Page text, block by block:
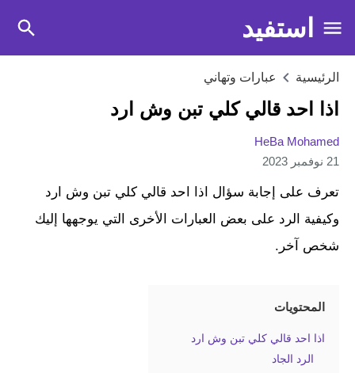
استفيد
الرئيسية عبارات وتهاني
اذا احد قالي كلي تبن وش ارد
HeBa Mohamed
21 نوفمبر 2023
تعرف على إجابة سؤال اذا احد قالي كلي تبن وش ارد
وكيفية الرد على بعض العبارات الأخرى التي يوجهها إليك
شخص آخر.
المحتويات
اذا احد قالي كلي تبن وش ارد
الرد الجاد